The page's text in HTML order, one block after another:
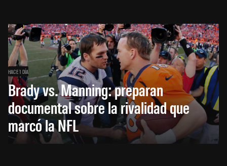
HACE 1 DÍA
Brady vs. Manning: preparan
documental sobre la rivalidad que
marcó la NFL